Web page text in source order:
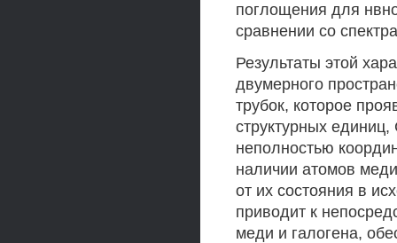
поглощения для
сравнении со
Результаты этой
двумерного
трубок, которое
структурных
неполностью
наличии атомов
от их состояния в
приводит к
меди и галогена,